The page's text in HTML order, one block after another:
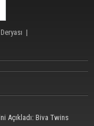
|
Açıkladı: Biva Twins